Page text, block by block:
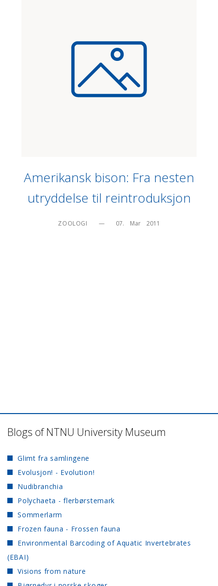
Amerikansk bison: Fra nesten
utryddelse til reintroduksjon
ZOOLOGI — 07.    Mar    2011
Blogs of NTNU University Museum
Glimt fra samlingene
Evolusjon! - Evolution!
Nudibranchia
Polychaeta - flerbørstemark
Sommerlarm
Frozen fauna - Frossen fauna
Environmental Barcoding of Aquatic Invertebrates
(EBAI)
Visions from nature